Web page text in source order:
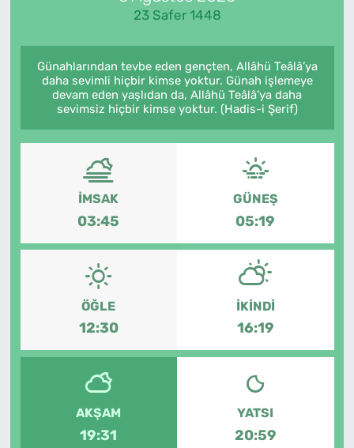
23 Safer 1448
Günahlarından tevbe eden gençten, Allâhü Teâlâ’ya
daha sevimli hiçbir kimse yoktur. Günah işlemeye
devam eden yaşlıdan da, Allâhü Teâlâ’ya daha
sevimsiz hiçbir kimse yoktur. (Hadis-i Şerif)
İMSAK
03:45
GÜNEŞ
05:19
ÖĞLE
12:30
İKINDI
16:19
AKŞAM
19:31
YATSI
20:59